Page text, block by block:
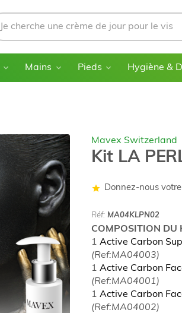
Mains Pieds Hygiène &
Mavex Switzerland
Kit LA
Donnez-nous
Réf: MA04KLPN02
COMPOSITION DU
1 Active Carbon
(Ref:MA04003)
1 Active Carbon
(Ref:MA04001)
1 Active Carbon
(Ref:MA04002)